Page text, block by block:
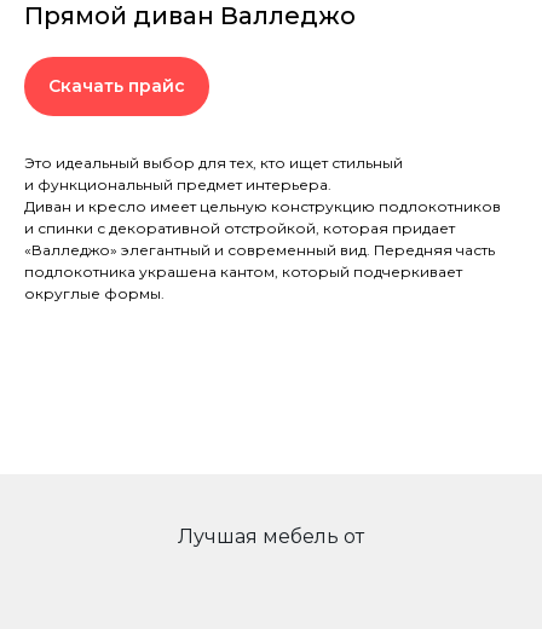
Прямой диван Валледжо
Скачать прайс
Это идеальный выбор для тех, кто ищет стильный
и функциональный предмет интерьера.
Диван и кресло имеет цельную конструкцию подлокотников
и спинки с декоративной отстройкой, которая придает
«Валледжо» элегантный и современный вид. Передняя часть
подлокотника украшена кантом, который подчеркивает
округлые формы.
Лучшая мебель от